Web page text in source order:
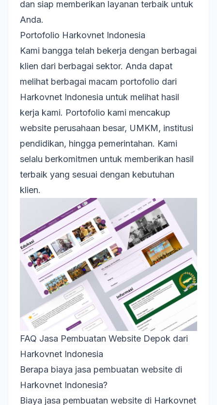
dan siap memberikan layanan terbaik untuk
Anda.
Portofolio Harkovnet Indonesia
Kami bangga telah bekerja dengan berbagai
klien dari berbagai sektor. Anda dapat
melihat berbagai macam portofolio dari
Harkovnet Indonesia untuk melihat hasil
kerja kami. Portofolio kami mencakup
website perusahaan besar, UMKM, institusi
pendidikan, hingga pemerintahan. Kami
selalu berkomitmen untuk memberikan hasil
terbaik yang sesuai dengan kebutuhan
klien.
FAQ Jasa Pembuatan Website Depok dari
Harkovnet Indonesia
Berapa biaya jasa pembuatan website di
Harkovnet Indonesia?
Biaya jasa pembuatan website di Harkovnet